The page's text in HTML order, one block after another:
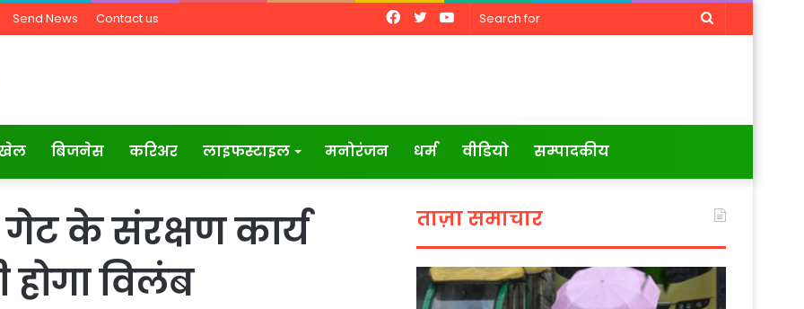
Send News Contact us
Search
YouTube
Twitter
Facebook
बिजनेस करिअर लाइफस्टाइल मनोरंजन धर्म वीडियो सम्पादकीय
के संरक्षण कार्य
विलंब
ताज़ा समाचार